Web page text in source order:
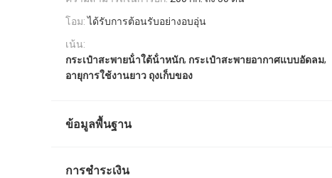
โอม: ได้รับการต้อนรับอย่างอบอุ่น
เน้น:
กระเป๋าสะพายน้ําใต้น้ําหนัก, กระเป๋าสะพายอากาศแบบอัดลม,
อายุการใช้งานยาว ถุงเก็บของ
ข้อมูลพื้นฐาน
การชำระเงิน